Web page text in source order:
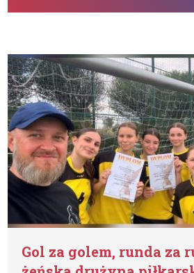
Gol za golem, runda za